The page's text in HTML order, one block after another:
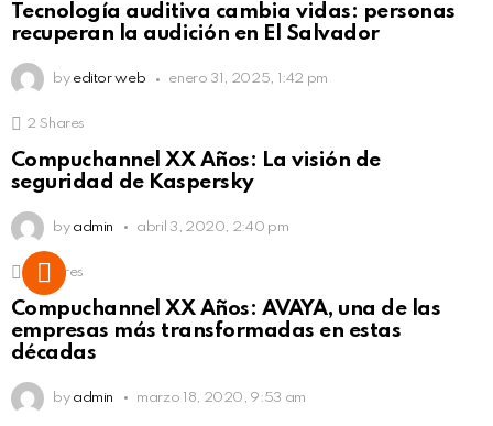
Click to view this post
Tecnología auditiva cambia vidas: personas
recuperan la audición en El Salvador
by editor web enero 31, 2025, 1:42 pm
2 Shares
Compuchannel XX Años: La visión de
seguridad de Kaspersky
by admin abril 3, 2020, 2:40 pm
Shares
Compuchannel XX Años: AVAYA, una de las
empresas más transformadas en estas
décadas
by admin marzo 18, 2020, 9:53 am